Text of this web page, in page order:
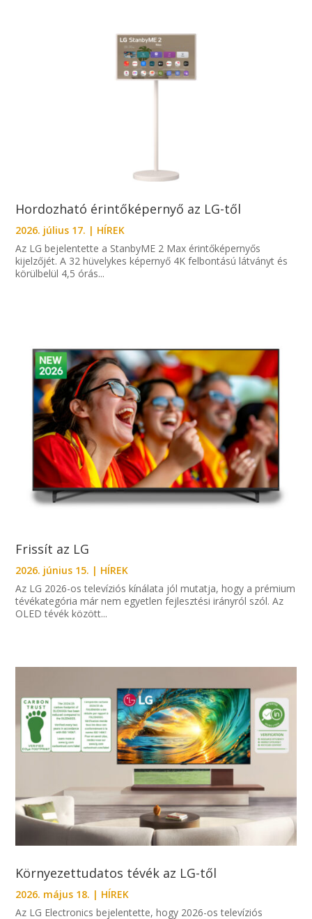
Hordozható érintőképernyő az LG-től
2026. július 17. | HÍREK
Az LG bejelentette a StanbyME 2 Max érintőképernyős
kijelzőjét. A 32 hüvelykes képernyő 4K felbontású látványt és
körülbelül 4,5 órás...
Frissít az LG
2026. június 15. | HÍREK
Az LG 2026-os televíziós kínálata jól mutatja, hogy a prémium
tévékategória már nem egyetlen fejlesztési irányról szól. Az
OLED tévék között...
Környezettudatos tévék az LG-től
2026. május 18. | HÍREK
Az LG Electronics bejelentette, hogy 2026-os televíziós